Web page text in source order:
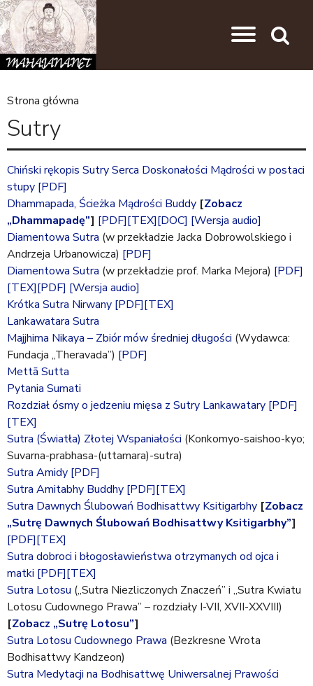
J
e
s
t
e
ś
t
u
t
a
j
Strona główna
Sutry
Chiński rękopis Sutry Serca Doskonałości Mądrości w postaci
stupy [PDF]
Dhammapada, Ścieżka Mądrości Buddy [Zobacz
„Dhammapadę”] [PDF][TEX][DOC] [Wersja audio]
Diamentowa Sutra (w przekładzie Jacka Dobrowolskiego i
Andrzeja Urbanowicza) [PDF]
Diamentowa Sutra (w przekładzie prof. Marka Mejora) [PDF]
[TEX][PDF] [Wersja audio]
Krótka Sutra Nirwany [PDF][TEX]
Lankawatara Sutra
Majjhima Nikaya – Zbiór mów średniej długości (Wydawca:
Fundacja „Theravada”) [PDF]
Mettā Sutta
Pytania Sumati
Rozdział ósmy o jedzeniu mięsa z Sutry Lankawatary [PDF]
[TEX]
Sutra (Światła) Złotej Wspaniałości (Konkomyo-saishoo-kyo;
Suvarna-prabhasa-(uttamara)-sutra)
Sutra Amidy [PDF]
Sutra Amitabhy Buddhy [PDF][TEX]
Sutra Dawnych Ślubowań Bodhisattwy Ksitigarbhy [Zobacz
„Sutrę Dawnych Ślubowań Bodhisattwy Ksitigarbhy”]
[PDF][TEX]
Sutra dobroci i błogosławieństwa otrzymanych od ojca i
matki [PDF][TEX]
Sutra Lotosu („Sutra Niezliczonych Znaczeń” i „Sutra Kwiatu
Lotosu Cudownego Prawa” – rozdziały I-VII, XVII-XXVIII)
[Zobacz „Sutrę Lotosu”]
Sutra Lotosu Cudownego Prawa (Bezkresne Wrota
Bodhisattwy Kandzeon)
Sutra Medytacji na Bodhisattwę Uniwersalnej Prawości